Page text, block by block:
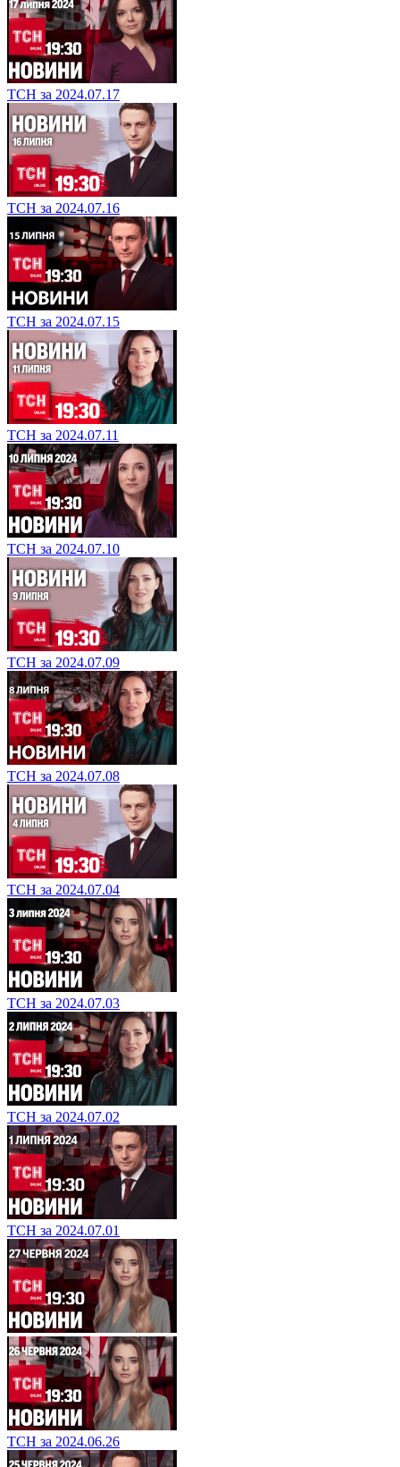
ТСН за 2024.07.17
ТСН за 2024.07.16
ТСН за 2024.07.15
ТСН за 2024.07.11
ТСН за 2024.07.10
ТСН за 2024.07.09
ТСН за 2024.07.08
ТСН за 2024.07.04
ТСН за 2024.07.03
ТСН за 2024.07.02
ТСН за 2024.07.01
ТСН за 2024.06.26